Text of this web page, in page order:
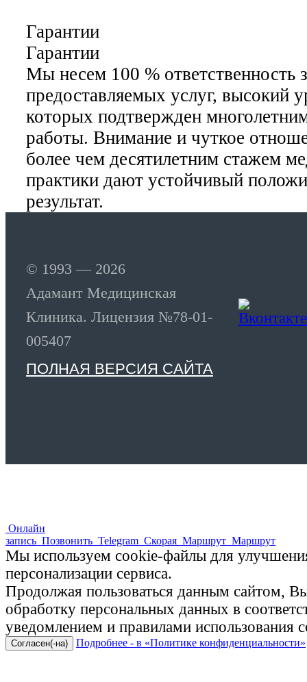
Гарантии
Гарантии
Мы несем 100 % ответственность
предоставляемых услуг, высокий
которых подтвержден
работы. Внимание и чуткое
более чем десятилетним стажем
практики дают устойчивый
результат.
© 1993 — 2026
Адамант Медицинская
Клиника. Лицензия №78-01-
005407
ПОЛНАЯ ВЕРСИЯ САЙТА
Онлайн
запись Позвонить Telegram Скорая Маршрут Маршрут
Мы используем cookie-файлы для
персонализации сервиса.
Продолжая пользоваться данным сайтом, Вы
обработку персональных данных в
уведомлением и правилами использования
Согласен(-на) Подробнее - в «Политике конфиденциальности»